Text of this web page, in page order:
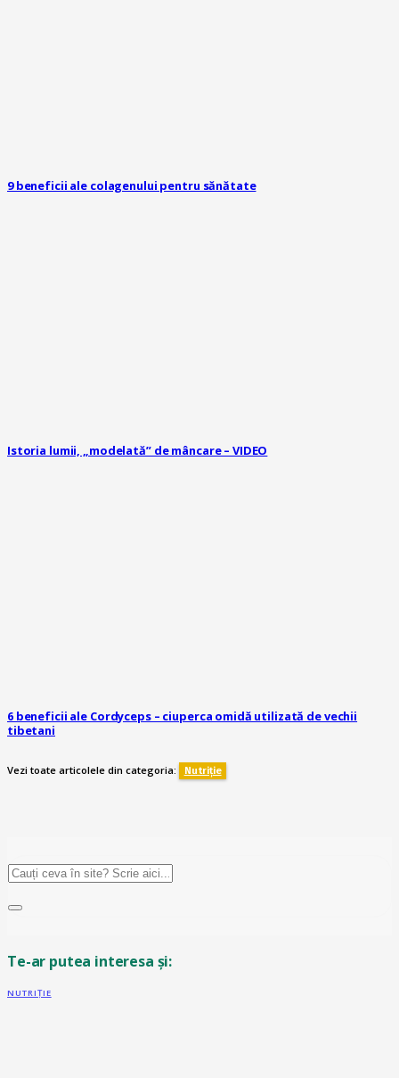
9 beneficii ale colagenului pentru sănătate
Istoria lumii, „modelată” de mâncare – VIDEO
6 beneficii ale Cordyceps – ciuperca omidă utilizată de vechii
tibetani
Vezi toate articolele din categoria: Nutriție
Te-ar putea interesa și:
NUTRIȚIE